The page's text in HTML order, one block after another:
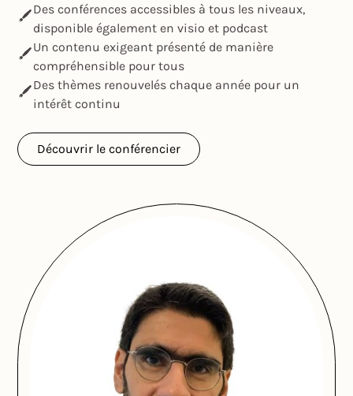
Des conférences accessibles à tous les niveaux,
disponible également en visio et podcast
Un contenu exigeant présenté de manière
compréhensible pour tous
Des thèmes renouvelés chaque année pour un
intérêt continu
Découvrir le conférencier